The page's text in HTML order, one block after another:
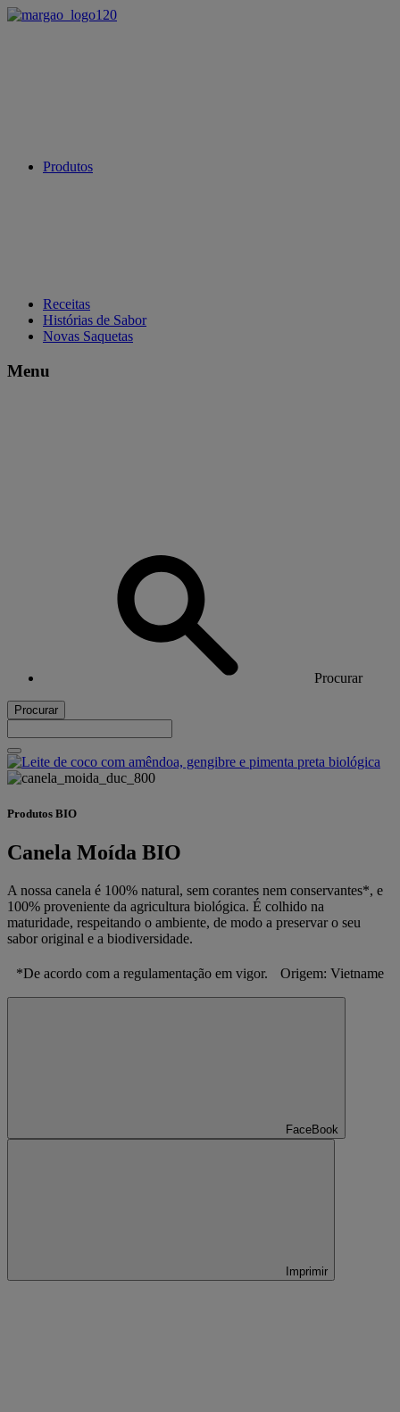
Produtos
Receitas
Histórias de Sabor
Novas Saquetas
Menu
Procurar
Procurar
Produtos BIO
Canela Moída BIO
A nossa canela é 100% natural, sem corantes nem conservantes*, e
100% proveniente da agricultura biológica. É colhido na
maturidade, respeitando o ambiente, de modo a preservar o seu
sabor original e a biodiversidade.
*De acordo com a regulamentação em vigor. Origem: Vietname
FaceBook
Imprimir